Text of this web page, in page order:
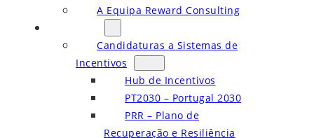
A Equipa Reward Consulting
Candidaturas a Sistemas de
Incentivos
Hub de Incentivos
PT2030 – Portugal 2030
PRR – Plano de
Recuperação e Resiliência